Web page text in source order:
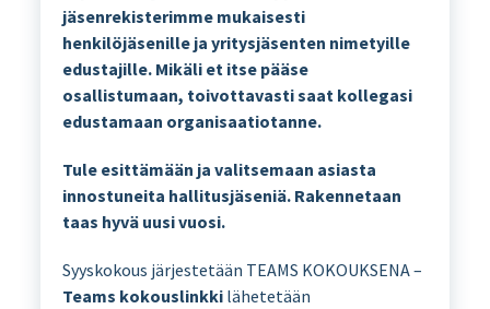
jäsenrekisterimme mukaisesti
henkilöjäsenille ja yritysjäsenten nimetyille
edustajille. Mikäli et itse pääse
osallistumaan, toivottavasti saat kollegasi
edustamaan organisaatiotanne.
Tule esittämään ja valitsemaan asiasta
innostuneita hallitusjäseniä. Rakennetaan
taas hyvä uusi vuosi.
Syyskokous järjestetään TEAMS KOKOUKSENA –
Teams kokouslinkkilähetetään